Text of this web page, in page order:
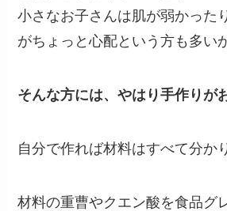
小さなお子さんは肌が弱かった
がちょっと心配という方も多い
そんな方には、やはり手作りが
自分で作れば材料はすべて分か
材料の重曹やクエン酸を食品グ